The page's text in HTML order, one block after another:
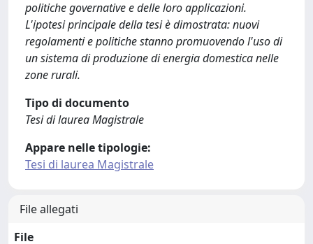
politiche governative e delle loro applicazioni.
L'ipotesi principale della tesi è dimostrata: nuovi
regolamenti e politiche stanno promuovendo l'uso di
un sistema di produzione di energia domestica nelle
zone rurali.
Tipo di documento
Tesi di laurea Magistrale
Appare nelle tipologie:
Tesi di laurea Magistrale
File allegati
File